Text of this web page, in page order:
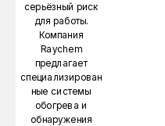
серьёзный риск
для работы.
Компания
Raychem
предлагает
специализирован
ные системы
обогрева и
обнаружения